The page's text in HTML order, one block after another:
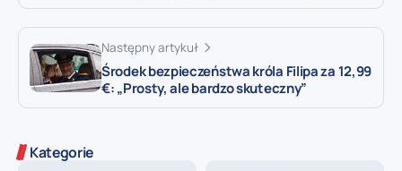
Następny artykuł
Środek bezpieczeństwa króla Filipa za 12,99
€: „Prosty, ale bardzo skuteczny”
Kategorie